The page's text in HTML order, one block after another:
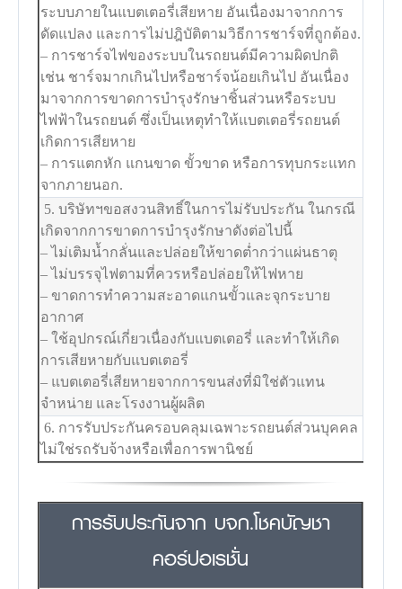
ระบบภายในแบตเตอรี่เสียหาย อันเนื่องมาจากการ
ดัดแปลง และการไม่ปฎิบัติตามวิธีการชาร์จที่ถูกต้อง.
– การชาร์จไฟของระบบในรถยนต์มีความผิดปกติ
เช่น ชาร์จมากเกินไปหรือชาร์จน้อยเกินไป อันเนื่อง
มาจากการขาดการบำรุงรักษาชิ้นส่วนหรือระบบ
ไฟฟ้าในรถยนต์ ซึ่งเป็นเหตุทำให้แบตเตอรี่รถยนต์
เกิดการเสียหาย
– การแตกหัก แกนขาด ขั้วขาด หรือการทุบกระแทก
จากภายนอก.
5. บริษัทฯขอสงวนสิทธิ์ในการไม่รับประกัน ในกรณี
เกิดจากการขาดการบำรุงรักษาดังต่อไปนี้
– ไม่เติมน้ำกลั่นและปล่อยให้ขาดต่ำกว่าแผ่นธาตุ
– ไม่บรรจุไฟตามที่ควรหรือปล่อยให้ไฟหาย
– ขาดการทำความสะอาดแกนขั้วและจุกระบาย
อากาศ
– ใช้อุปกรณ์เกี่ยวเนื่องกับแบตเตอรี่ และทำให้เกิด
การเสียหายกับแบตเตอรี่
– แบตเตอรี่เสียหายจากการขนส่งที่มิใช่ตัวแทน
จำหน่าย และโรงงานผู้ผลิต
6. การรับประกันครอบคลุมเฉพาะรถยนต์ส่วนบุคคล
ไม่ใช่รถรับจ้างหรือเพื่อการพานิชย์
การรับประกันจาก บจก.โชคบัญชา
คอร์ปอเรชั่น